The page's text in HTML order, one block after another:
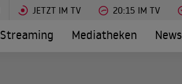
JETZT IM TV 20:15 IM TV
Streaming Mediatheken News